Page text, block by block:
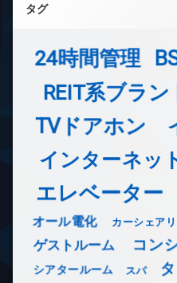
タグ
24時間管理
REIT系ブラ
TVドアホン
インターネッ
エレベーター
オール電化 カーシェア
ゲストルーム コン
シアタールーム スパ